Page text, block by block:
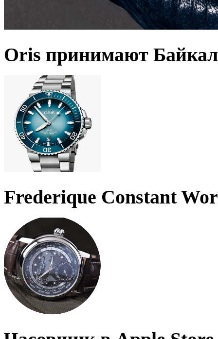
Oris принимают
Frederique Constant